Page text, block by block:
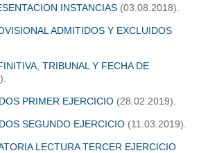
INSTANCIAS(03.08.2018).
ADMITIDOS Y EXCLUIDOS
TRIBUNAL Y FECHA DE
PRIMER EJERCICIO(28.02.2019).
SEGUNDO EJERCICIO(11.03.2019).
LECTURA TERCER EJERCICIO